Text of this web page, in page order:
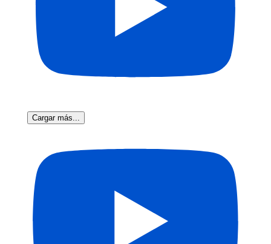
Cargar más...